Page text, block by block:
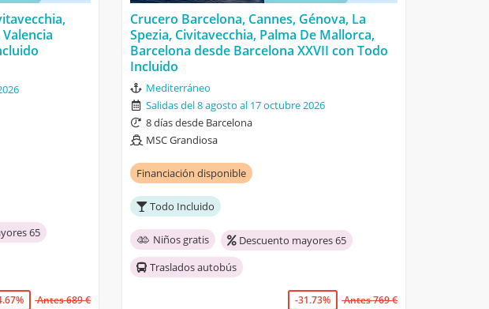
65
Antes 689 €
Crucero Barcelona, Cannes, Génova, La
Spezia, Civitavecchia, Palma De Mallorca,
Barcelona desde Barcelona XXVII con Todo
Incluido
Mediterráneo
Salidas del 8 agosto al 17 octubre 2026
8 días desde Barcelona
MSC Grandiosa
Financiación disponible
Todo Incluido
Niños gratis
Descuento mayores 65
Traslados autobús
-31.73%
Antes 769 €